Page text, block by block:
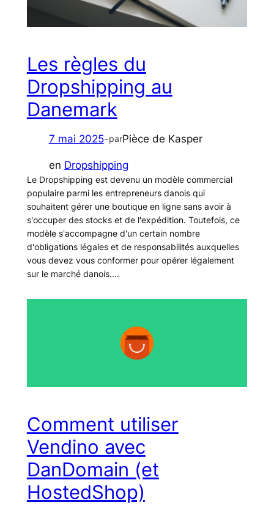
Les règles du
Dropshipping au
Danemark
7 mai 2025-parPièce de Kasper
en Dropshipping
Le Dropshipping est devenu un modèle commercial
populaire parmi les entrepreneurs danois qui
souhaitent gérer une boutique en ligne sans avoir à
s'occuper des stocks et de l'expédition. Toutefois, ce
modèle s'accompagne d'un certain nombre
d'obligations légales et de responsabilités auxquelles
vous devez vous conformer pour opérer légalement
sur le marché danois....
Comment utiliser
Vendino avec
DanDomain (et
HostedShop)